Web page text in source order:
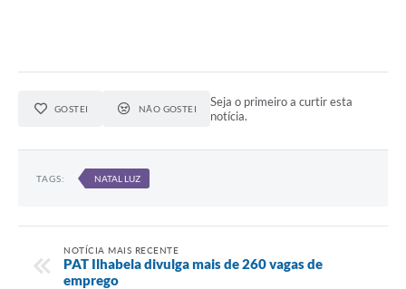
GOSTEI NÃO GOSTEI
Seja o primeiro a curtir esta
notícia.
TAGS: NATAL LUZ
NOTÍCIA MAIS RECENTE
PAT Ilhabela divulga mais de 260 vagas de
emprego